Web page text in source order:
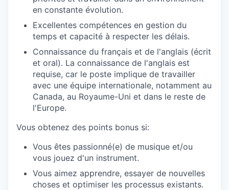
en constante évolution.
Excellentes compétences en gestion du
temps et capacité à respecter les délais.
Connaissance du français et de l'anglais (écrit
et oral). La connaissance de l'anglais est
requise, car le poste implique de travailler
avec une équipe internationale, notamment au
Canada, au Royaume-Uni et dans le reste de
l'Europe.
Vous obtenez des points bonus si:
Vous êtes passionné(e) de musique et/ou
vous jouez d'un instrument.
Vous aimez apprendre, essayer de nouvelles
choses et optimiser les processus existants.